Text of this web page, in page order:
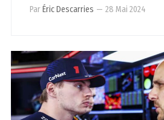
ParÉric Descarries — 28 Mai 2024